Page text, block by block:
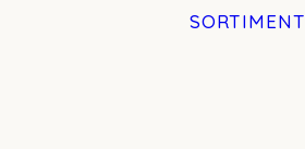
SORTIMENT